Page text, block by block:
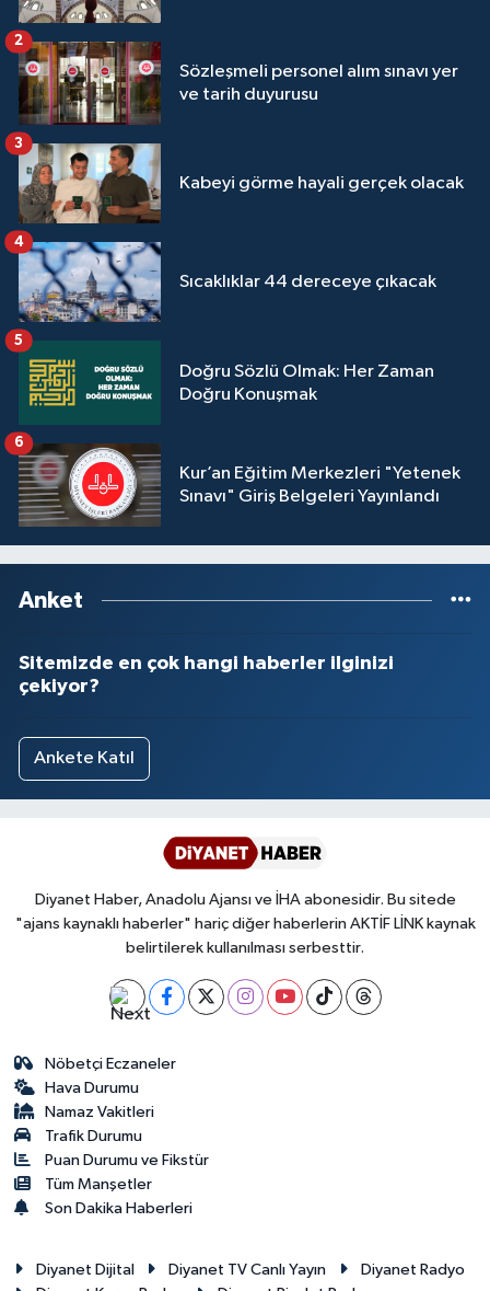
Sözleşmeli personel alım sınavı yer
ve tarih duyurusu
2
Kabeyi görme hayali gerçek olacak
3
Sıcaklıklar 44 dereceye çıkacak
4
Doğru Sözlü Olmak: Her Zaman
Doğru Konuşmak
5
Kur’an Eğitim Merkezleri "Yetenek
Sınavı" Giriş Belgeleri Yayınlandı
6
Anket
Sitemizde en çok hangi haberler ilginizi
çekiyor?
Ankete Katıl
Diyanet Haber, Anadolu Ajansı ve İHA abonesidir. Bu sitede
"ajans kaynaklı haberler" hariç diğer haberlerin AKTİF LİNK kaynak
belirtilerek kullanılması serbesttir.
Nöbetçi Eczaneler
Hava Durumu
Namaz Vakitleri
Trafik Durumu
Puan Durumu ve Fikstür
Tüm Manşetler
Son Dakika Haberleri
Diyanet Dijital Diyanet TV Canlı Yayın
Diyanet Radyo